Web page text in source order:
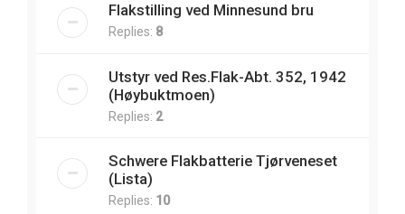
Flakstilling ved Minnesund bru
Replies: 8
Utstyr ved Res.Flak-Abt. 352, 1942
(Høybuktmoen)
Replies: 2
Schwere Flakbatterie Tjørveneset
(Lista)
Replies: 10